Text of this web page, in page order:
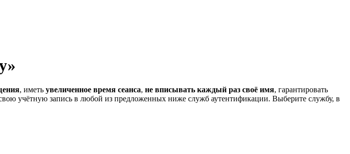
, иметь увеличенное время сеанса, не вписывать каждый раз своё имя, гарантировать
учётную запись в любой из предложенных ниже служб аутентификации. Выберите службу, в